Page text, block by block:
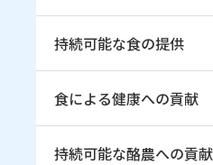
持続可能な食の提供
乳で培われた 知見や機
食による健康への貢献
持続可能な酪農への貢献